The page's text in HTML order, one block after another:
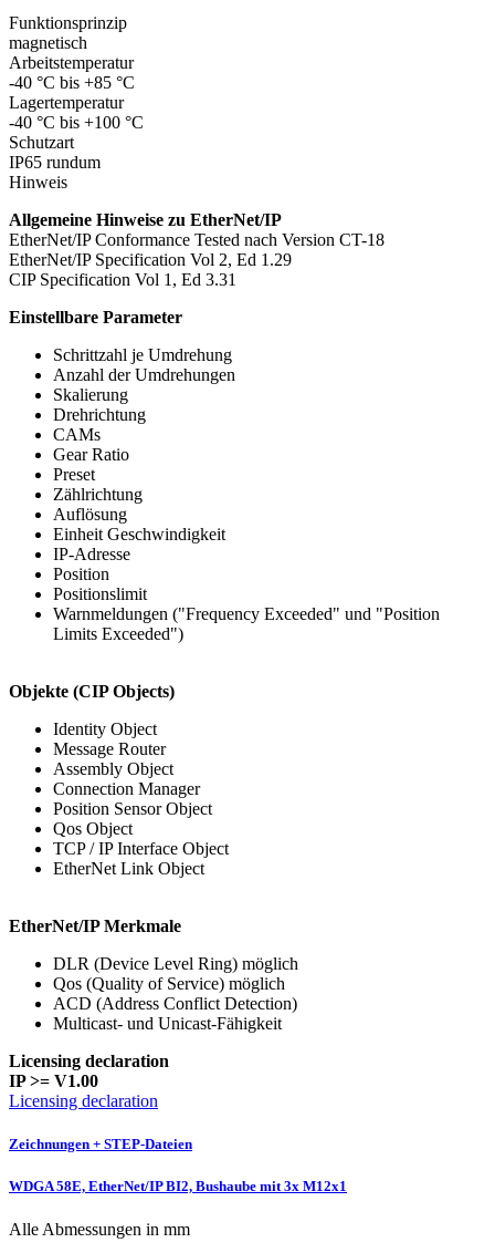
Funktionsprinzip
magnetisch
Arbeitstemperatur
-40 °C bis +85 °C
Lagertemperatur
-40 °C bis +100 °C
Schutzart
IP65 rundum
Hinweis
Allgemeine Hinweise zu EtherNet/IP
EtherNet/IP Conformance Tested nach Version CT-18
EtherNet/IP Specification Vol 2, Ed 1.29
CIP Specification Vol 1, Ed 3.31
Einstellbare Parameter
Schrittzahl je Umdrehung
Anzahl der Umdrehungen
Skalierung
Drehrichtung
CAMs
Gear Ratio
Preset
Zählrichtung
Auflösung
Einheit Geschwindigkeit
IP-Adresse
Position
Positionslimit
Warnmeldungen ("Frequency Exceeded" und "Position
Limits Exceeded")
Objekte (CIP Objects)
Identity Object
Message Router
Assembly Object
Connection Manager
Position Sensor Object
Qos Object
TCP / IP Interface Object
EtherNet Link Object
EtherNet/IP Merkmale
DLR (Device Level Ring) möglich
Qos (Quality of Service) möglich
ACD (Address Conflict Detection)
Multicast- und Unicast-Fähigkeit
Licensing declaration
IP >= V1.00
Licensing declaration
Zeichnungen + STEP-Dateien
WDGA 58E, EtherNet/IP BI2, Bushaube mit 3x M12x1
Alle Abmessungen in mm